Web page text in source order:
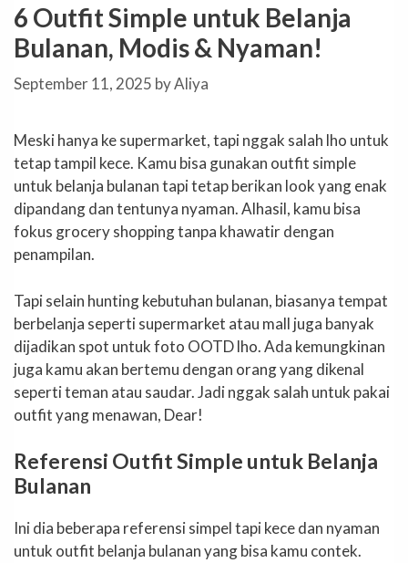
6 Outfit Simple untuk Belanja
Bulanan, Modis & Nyaman!
September 11, 2025 byAliya
Meski hanya ke supermarket, tapi nggak salah lho untuk
tetap tampil kece. Kamu bisa gunakan outfit simple
untuk belanja bulanan tapi tetap berikan look yang enak
dipandang dan tentunya nyaman. Alhasil, kamu bisa
fokus grocery shopping tanpa khawatir dengan
penampilan.
Tapi selain hunting kebutuhan bulanan, biasanya tempat
berbelanja seperti supermarket atau mall juga banyak
dijadikan spot untuk foto OOTD lho. Ada kemungkinan
juga kamu akan bertemu dengan orang yang dikenal
seperti teman atau saudar. Jadi nggak salah untuk pakai
outfit yang menawan, Dear!
Referensi Outfit Simple untuk Belanja
Bulanan
Ini dia beberapa referensi simpel tapi kece dan nyaman
untuk outfit belanja bulanan yang bisa kamu contek.